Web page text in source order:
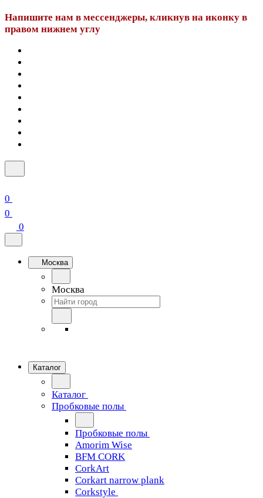
Напишите нам в мессенджеры, кликнув на иконку в
правом нижнем углу
0
0
0
Москва
Москва
Каталог
Каталог
Пробковые полы
Пробковые полы
Amorim Wise
BFM CORK
CorkArt
Corkart narrow plank
Corkstyle